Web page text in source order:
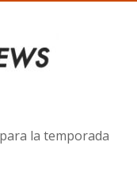
la temporada